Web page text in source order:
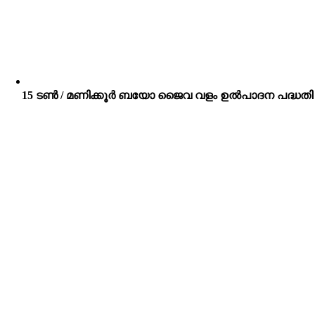
15 ടൺ / മണിക്കൂർ ബയോ ജൈവ വളം ഉൽപാദന പദ്ധതി